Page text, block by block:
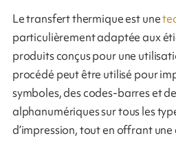
Le transfert thermique est une
particulièrement adaptée aux
produits conçus pour une
procédé peut être utilisé pour
symboles, des codes-barres et
alphanumériques sur tous les
d’impression, tout en offrant